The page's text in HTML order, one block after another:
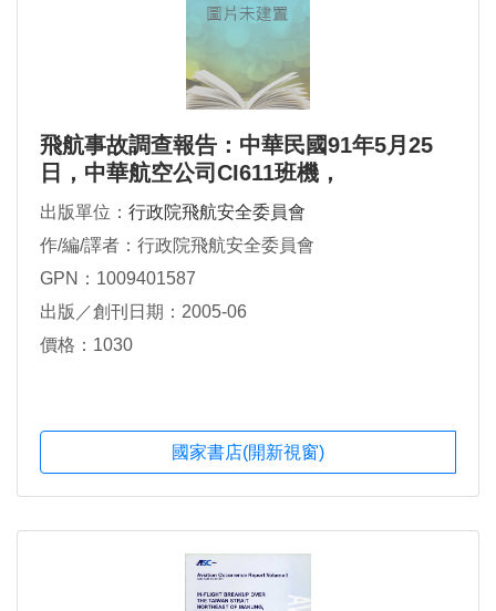
飛航事故調查報告：中華民國91年5月25
日，中華航空公司CI611班機，
BOEING747-200型機，國籍標誌及登記號
碼B-18255，於澎湖縣馬公東北23浬處之
海面上空解體（中文版第二冊）
出版單位： 行政院飛航安全委員會
作/編/譯者：行政院飛航安全委員會
GPN：1009401587
出版／創刊日期：2005-06
價格：1030
國家書店(開新視窗)